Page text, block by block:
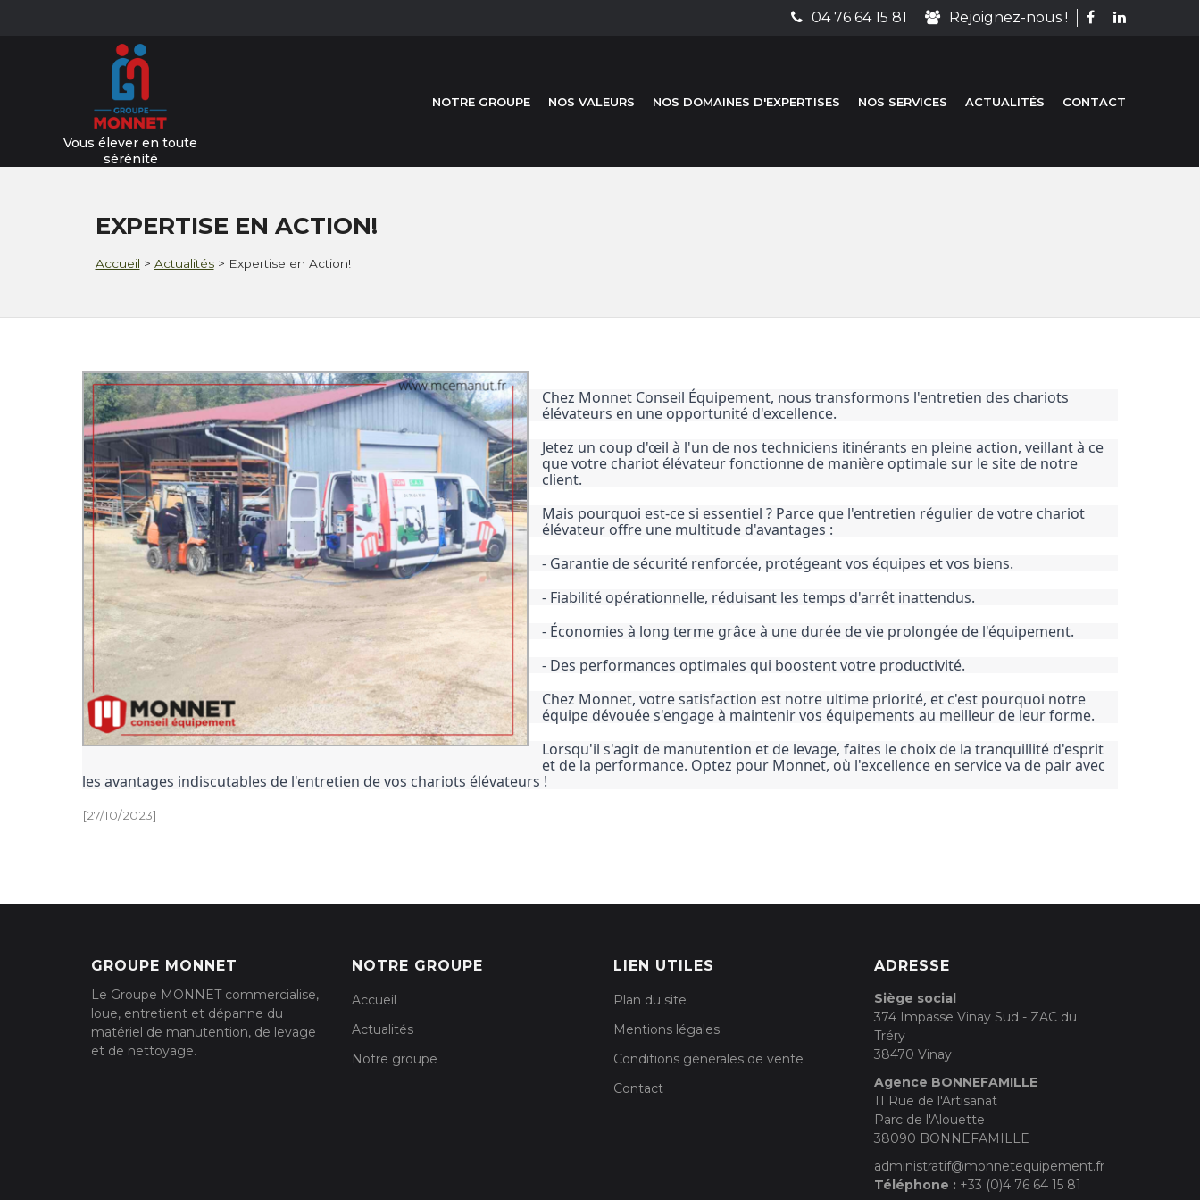
04 76 64 15 81 Rejoignez-nous !
Vous élever en toute
sérénité
NOTRE GROUPE NOS VALEURS NOS DOMAINES D'EXPERTISES NOS SERVICES ACTUALITÉS CONTACT
EXPERTISE EN ACTION!
Accueil > Actualités> Expertise en Action!
Chez Monnet Conseil Équipement, nous transformons l'entretien des chariots
élévateurs en une opportunité d'excellence.
Jetez un coup d'œil à l'un de nos techniciens itinérants en pleine action, veillant à ce
que votre chariot élévateur fonctionne de manière optimale sur le site de notre
client.
Mais pourquoi est-ce si essentiel ? Parce que l'entretien régulier de votre chariot
élévateur offre une multitude d'avantages :
- Garantie de sécurité renforcée, protégeant vos équipes et vos biens.
- Fiabilité opérationnelle, réduisant les temps d'arrêt inattendus.
- Économies à long terme grâce à une durée de vie prolongée de l'équipement.
- Des performances optimales qui boostent votre productivité.
Chez Monnet, votre satisfaction est notre ultime priorité, et c'est pourquoi notre
équipe dévouée s'engage à maintenir vos équipements au meilleur de leur forme.
Lorsqu'il s'agit de manutention et de levage, faites le choix de la tranquillité d'esprit
et de la performance. Optez pour Monnet, où l'excellence en service va de pair avec
les avantages indiscutables de l'entretien de vos chariots élévateurs !
[27/10/2023]
GROUPE MONNET
Le Groupe MONNET commercialise,
loue, entretient et dépanne du
matériel de manutention, de levage
et de nettoyage.
NOTRE GROUPE
Accueil
Actualités
Notre groupe
LIEN UTILES
Plan du site
Mentions légales
Conditions générales de vente
Contact
ADRESSE
Siège social
374 Impasse Vinay Sud - ZAC du
Tréry
38470 Vinay
Agence BONNEFAMILLE
11 Rue de l'Artisanat
Parc de l'Alouette
38090 BONNEFAMILLE
administratif@monnetequipement.fr
Téléphone : +33 (0)4 76 64 15 81